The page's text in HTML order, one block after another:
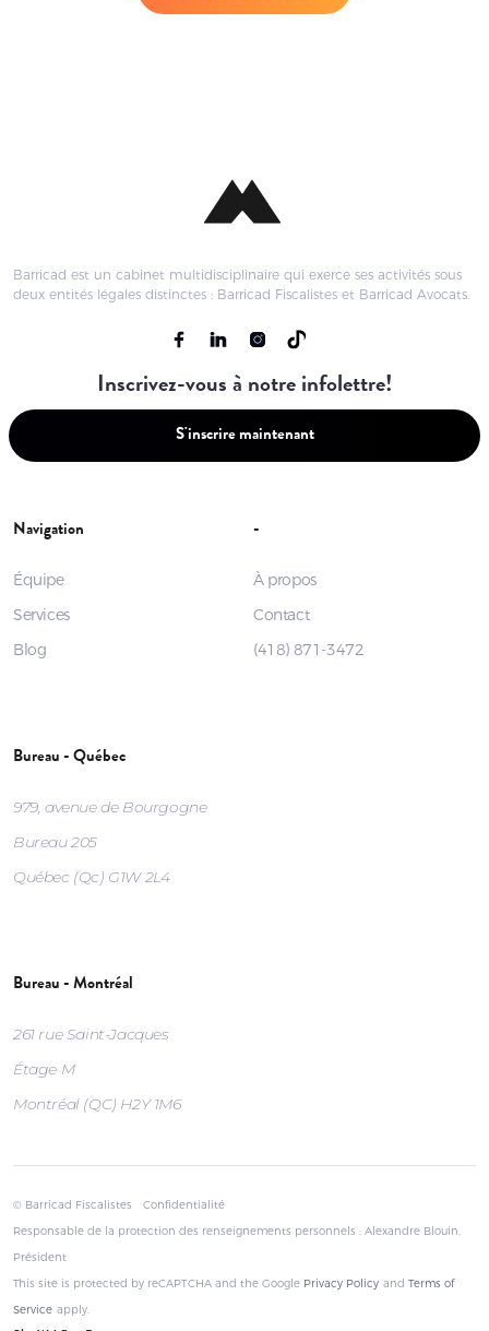
Barricad est un cabinet multidisciplinaire qui exerce ses activités sous
deux entités légales distinctes : Barricad Fiscalistes et Barricad Avocats.
Inscrivez-vous à notre infolettre!
S'inscrire maintenant
Navigation
Équipe
Services
Blog
-
À propos
Contact
(418) 871-3472
Bureau - Québec
979, avenue de Bourgogne
Bureau 205
Québec (Qc) G1W 2L4
Bureau - Montréal
261 rue Saint-Jacques
Étage M
Montréal (QC) H2Y 1M6
© Barricad Fiscalistes
Confidentialité
Responsable de la protection des renseignements personnels : Alexandre Blouin,
Président
This site is protected by reCAPTCHA and the Google Privacy Policy and Terms of
Service apply.